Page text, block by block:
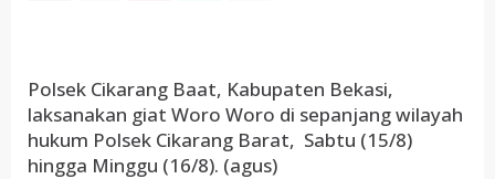
Polsek Cikarang Baat, Kabupaten Bekasi,
laksanakan giat Woro Woro di sepanjang wilayah
hukum Polsek Cikarang Barat, Sabtu (15/8)
hingga Minggu (16/8). (agus)